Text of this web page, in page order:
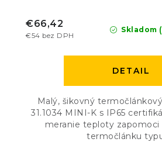
Skladom
€54 bez DPH
€66,42
DETAIL
Malý, šikovný
31.1034 MINI-K s IP65
meranie teploty zapomoci
termočlánku